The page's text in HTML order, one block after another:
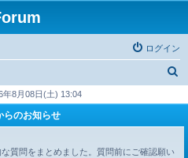
ログイン
年8月08日(土) 13:04
らのお知らせ
質問をまとめました。質問前にご確認願い